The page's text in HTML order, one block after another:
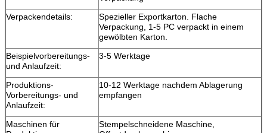
Verpackendetails:
Spezieller Exportkarton. Flache
Verpackung, 1-5 PC verpackt in einem
gewölbten Karton.
Beispielvorbereitungs-
und Anlaufzeit:
3-5 Werktage
Produktions-
Vorbereitungs- und
Anlaufzeit:
10-12 Werktage nachdem Ablagerung
empfangen
Maschinen für
Stempelschneidene Maschine,